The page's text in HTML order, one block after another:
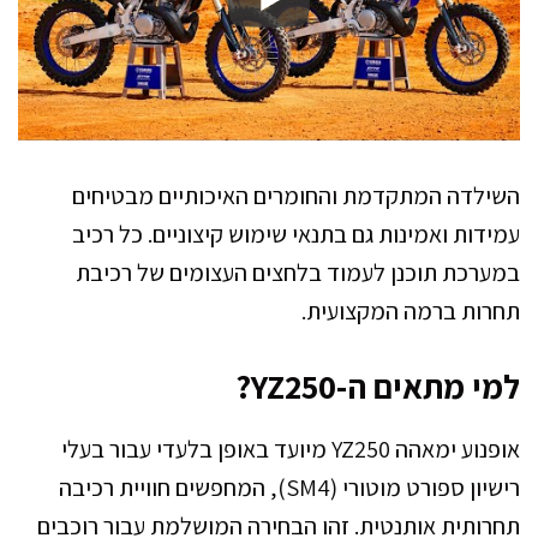
השילדה המתקדמת והחומרים האיכותיים מבטיחים
עמידות ואמינות גם בתנאי שימוש קיצוניים. כל רכיב
במערכת תוכנן לעמוד בלחצים העצומים של רכיבת
תחרות ברמה המקצועית.
למי מתאים ה-YZ250?
אופנוע ימאהה YZ250 מיועד באופן בלעדי עבור בעלי
רישיון ספורט מוטורי (SM4), המחפשים חוויית רכיבה
תחרותית אותנטית. זהו הבחירה המושלמת עבור רוכבים